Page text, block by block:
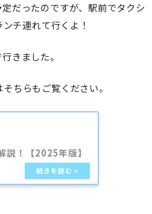
だったのですが、駅前でタクシ
チ連れて行くよ！
きました。
ちらもご覧ください。
説！【2025年版】